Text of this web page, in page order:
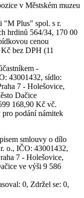
v Městském muzeu
"M Plus" spol. s r.
hrdinů 564/34, 170 00
cenou
bez DPH (11
-
43001432, sídlo:
7 - Holešovice,
Dačice
168,90 Kč vč.
podání námitek
smlouvy o dílo
o., IČO: 43001432,
7 - Holešovice,
ve výši 9 586
0, Zdržel se: 0,